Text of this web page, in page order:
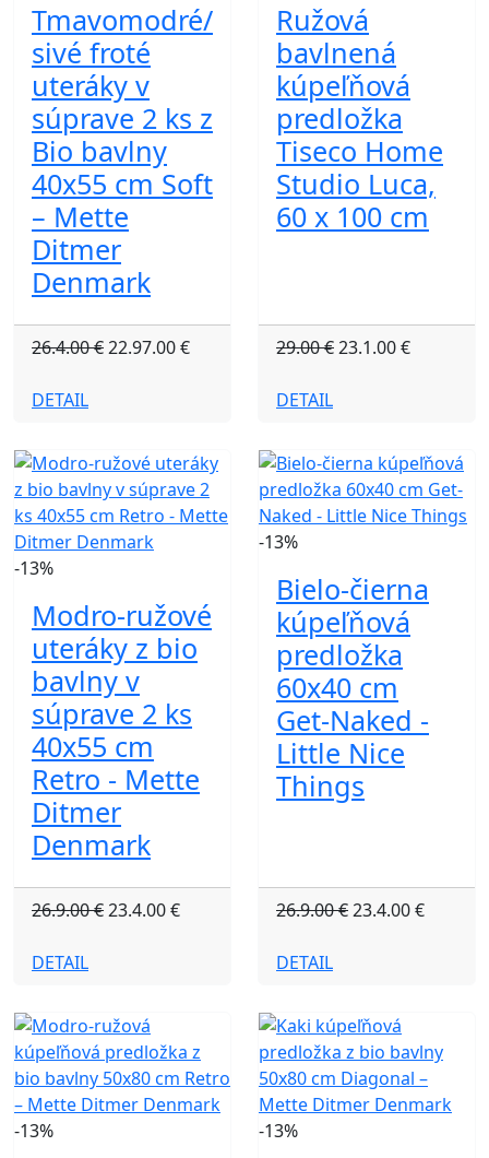
Tmavomodré/
sivé froté
uteráky v
súprave 2 ks z
Bio bavlny
40x55 cm Soft
– Mette
Ditmer
Denmark
26.4.00 €22.97.00 €
DETAIL
Ružová
bavlnená
kúpeľňová
predložka
Tiseco Home
Studio Luca,
60 x 100 cm
29.00 €23.1.00 €
DETAIL
-13%
Modro-ružové
uteráky z bio
bavlny v
súprave 2 ks
40x55 cm
Retro - Mette
Ditmer
Denmark
26.9.00 €23.4.00 €
DETAIL
-13%
Bielo-čierna
kúpeľňová
predložka
60x40 cm
Get-Naked -
Little Nice
Things
26.9.00 €23.4.00 €
DETAIL
-13% -13%